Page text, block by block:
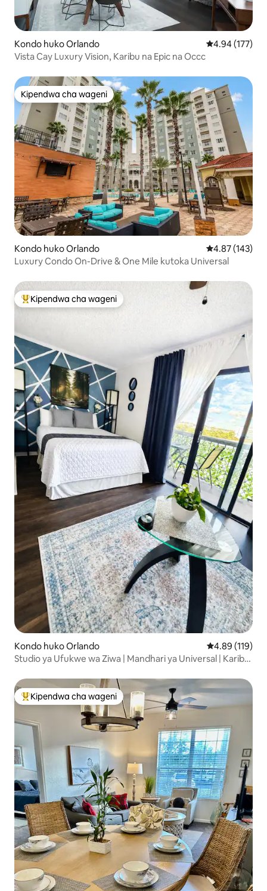
Kondo huko Orlando Ukadiriaji wa
4.94 (177)
Vista Cay Luxury Vision, Karibu na Epic na Occc
Kipendwa cha wageni
Kipendwa cha wageni
Kondo huko Orlando Ukadiriaji wa
4.87 (143)
Luxury Condo On-Drive & One Mile kutoka Universal
Kipendwa maarufu cha wageni
Kipendwa cha wageni
Kondo huko Orlando Ukadiriaji wa
4.89 (119)
Studio ya Ufukwe wa Ziwa | Mandhari ya Universal | Karibu
Kipendwa maarufu cha wageni
Kipendwa cha wageni